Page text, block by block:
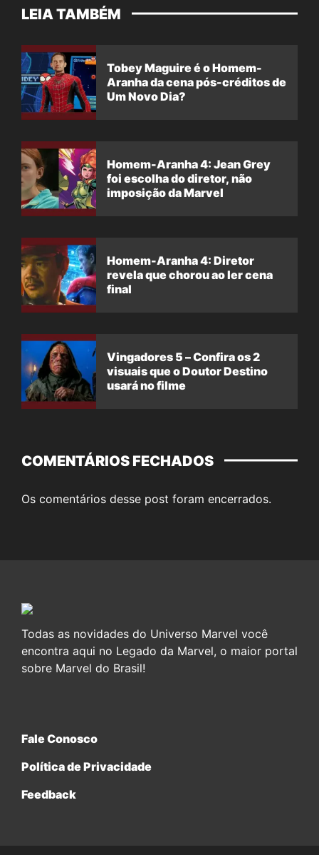
LEIA TAMBÉM
Tobey Maguire é o Homem-
Aranha da cena pós-créditos de
Um Novo Dia?
Homem-Aranha 4: Jean Grey
foi escolha do diretor, não
imposição da Marvel
Homem-Aranha 4: Diretor
revela que chorou ao ler cena
final
Vingadores 5 – Confira os 2
visuais que o Doutor Destino
usará no filme
COMENTÁRIOS FECHADOS
Os comentários desse post foram encerrados.
Todas as novidades do Universo Marvel você
encontra aqui no Legado da Marvel, o maior portal
sobre Marvel do Brasil!
Fale Conosco
Política de Privacidade
Feedback